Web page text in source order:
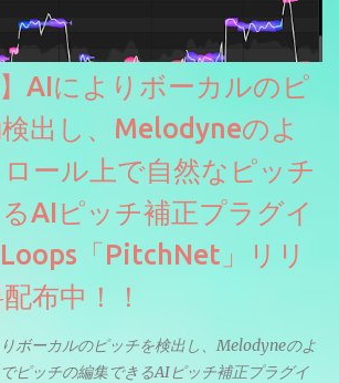
】AIによりボーカルのピ
出し、Melodyneのよ
ール上で自然なピッチ
AIピッチ補正プラグイ
「PitchNet」リリ
布中！！
りボーカルのピッチを検出し、Melodyneのよ
ピッチの編集できるAIピッチ補正プラグイ